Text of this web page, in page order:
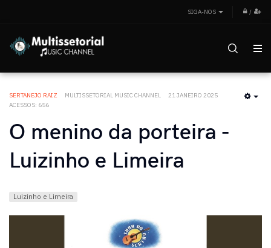
SIGA-NOS /
SERTANEJO RAIZ MULTISSETORIAL MUSIC CHANNEL
21 JANEIRO 2025
ACESSOS: 656
O menino da porteira -
Luizinho e Limeira
Luizinho e Limeira